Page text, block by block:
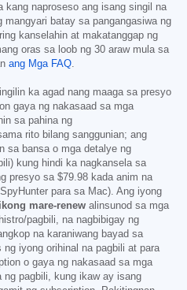
kang naproseso ang isang singil na
mangyari batay sa pangangasiwa ng
kanselahin at makatanggap ng
oras sa loob ng 30 araw mula sa
ang Mga FAQ.
ka agad nang maaga sa presyo
gaya ng nakasaad sa mga
sa pahina ng
rito bilang sanggunian; ang
sa bansa o mga detalye ng
kung hindi ka nagkansela sa
presyo sa $79.98 kada anim na
para sa Mac). Ang iyong
mare-renew alinsunod sa mga
pagbili, na nagbibigay ng
na karaniwang bayad sa
iyong orihinal na pagbili at para
o gaya ng nakasaad sa mga
ng pagbili, kung ikaw ay isang